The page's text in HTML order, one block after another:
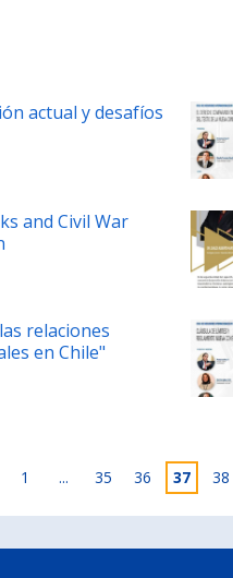
actual y desafíos
and Civil War
relaciones
en Chile"
1 ... 35 36 37 38